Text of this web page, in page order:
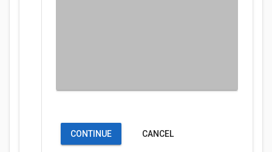
CONTINUE CANCEL
CONTINUE CANCEL